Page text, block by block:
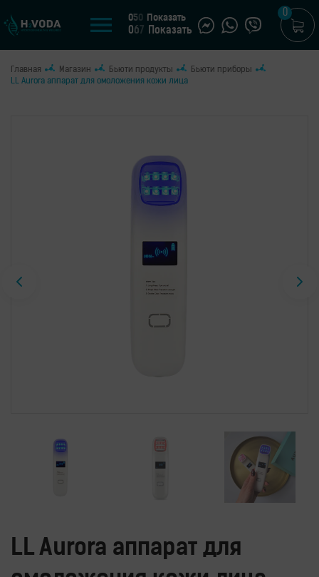
кувшины
Фотоэпиляторы
05 0
Показать
067 Показать
0
Главная Магазин Бьюти продукты
Бьюти приборы
LL Aurora аппарат для омоложения кожи лица
LL Aurora аппарат для